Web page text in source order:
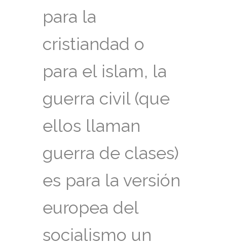
para la
cristiandad o
para el islam, la
guerra civil (que
ellos llaman
guerra de clases)
es para la versión
europea del
socialismo un